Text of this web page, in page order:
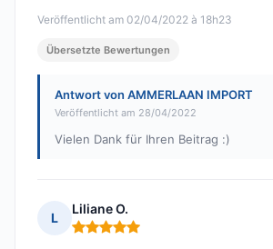
Veröffentlicht am 02/04/2022 à 18h23
Übersetzte Bewertungen
Antwort von AMMERLAAN IMPORT
Veröffentlicht am 28/04/2022
Vielen Dank für Ihren Beitrag :)
L
Liliane O.
Hinweis: 5 von 5